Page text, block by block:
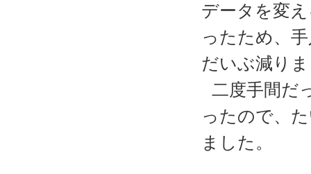
データを変
ったため、
だいぶ減り
二度手間だ
ったので、
ました。